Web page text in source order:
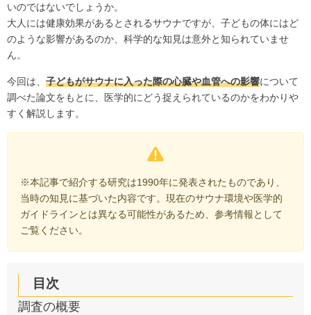
いのではないでしょうか。
大人には健康効果があるとされるサウナですが、子どもの体にはど
のような影響があるのか、科学的な知見は意外と知られていませ
ん。
今回は、 子どもがサウナに入った際の心臓や血管への影響について
調べた論文をもとに、医学的にどう捉えられているのかをわかりや
すく解説します。
※本記事で紹介する研究は1990年に発表されたものであり、
当時の知見に基づいた内容です。現在のサウナ環境や医学的
ガイドラインとは異なる可能性があるため、参考情報として
ご覧ください。
目次
調査の概要